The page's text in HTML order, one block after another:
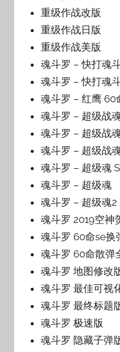
重级作战改版
重级作战日版
重级作战美版
魂斗罗 – 快打魂
魂斗罗 – 快打魂
魂斗罗 – 红鹰 60
魂斗罗 – 超级战
魂斗罗 – 超级战
魂斗罗 – 超级战
魂斗罗 – 超级魂
魂斗罗 – 超级魂
魂斗罗 – 超级魂2
魂斗罗 2019空神
魂斗罗 60命se换
魂斗罗 60命散弹
魂斗罗 地图修改
魂斗罗 最佳可视
魂斗罗 最终标题
魂斗罗 极速版
魂斗罗 隐藏子弹